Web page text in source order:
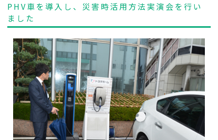
PHV車を導入し、災害時活用方法実演会を行い
ました